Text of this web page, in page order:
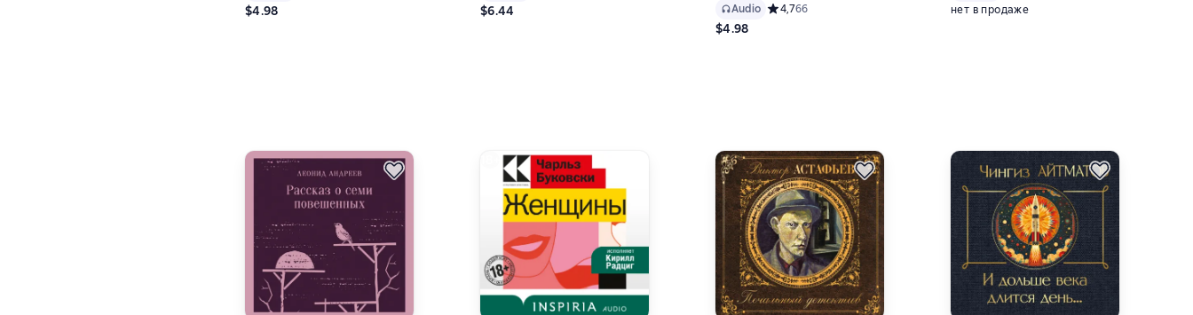
$4.98 $6.44
Audio Средний рейтинг 4,7 на основе 66 оценок
4,766
$4.98
нет в продаже